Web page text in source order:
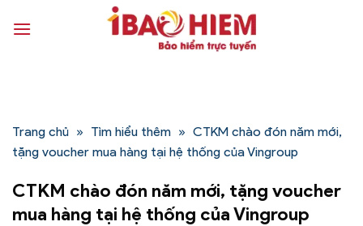
qua
Trang chủ » Tìm hiểu thêm » CTKM chào đón năm mới,
tặng voucher mua hàng tại hệ thống của Vingroup
CTKM chào đón năm mới, tặng voucher
mua hàng tại hệ thống của Vingroup